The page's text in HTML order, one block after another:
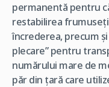
permanentă pentru
restabilirea
încrederea, precum și
plecare” pentru
numărului mare de
păr din țară care